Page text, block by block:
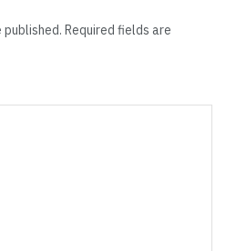
Required fields are